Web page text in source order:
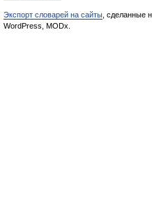
Экспорт словарей на сайты , сделанные
WordPress, MODx.